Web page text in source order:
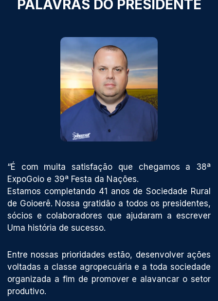
PALAVRAS DO PRESIDENTE
“É com muita satisfação que chegamos a 38ª
ExpoGoio e 39ª Festa da Nações.
Estamos completando 41 anos de Sociedade Rural
de Goioerê. Nossa gratidão a todos os presidentes,
sócios e colaboradores que ajudaram a escrever
Uma história de sucesso.
Entre nossas prioridades estão, desenvolver ações
voltadas a classe agropecuária e a toda sociedade
organizada a fim de promover e alavancar o setor
produtivo.